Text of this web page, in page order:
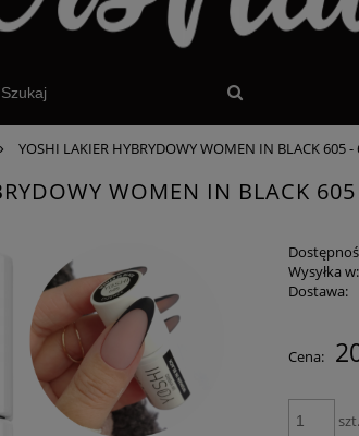
YOSHI LAKIER HYBRYDOWY WOMEN IN BLACK 605 -
WOMEN IN BLACK
Wysyłka w:
Dostawa:
Cena:
szt.